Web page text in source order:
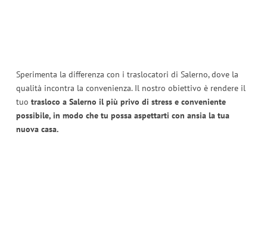
Sperimenta la differenza con i traslocatori di Salerno, dove la
qualità incontra la convenienza. Il nostro obiettivo è rendere il
tuo trasloco a Salerno il più privo di stress e conveniente
possibile, in modo che tu possa aspettarti con ansia la tua
nuova casa.